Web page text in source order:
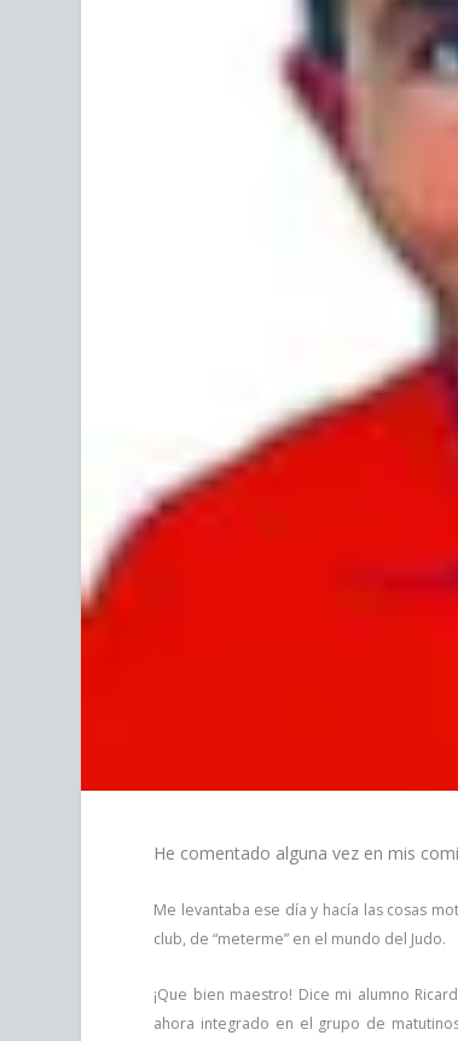
He comentado alguna vez en mis
Me levantaba ese día y hacía las cosas
club, de “meterme” en el mundo del Judo.
¡Que bien maestro! Dice mi alumno
ahora integrado en el grupo de